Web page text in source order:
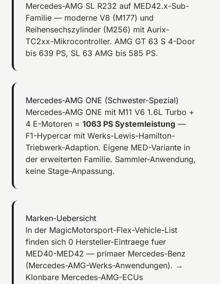
Mercedes-AMG SL R232 auf MED42.x-Sub-
Familie — moderne V8 (M177) und
Reihensechszylinder (M256) mit Aurix-
TC2xx-Mikrocontroller. AMG GT 63 S 4-Door
bis 639 PS, SL 63 AMG bis 585 PS.
Mercedes-AMG ONE (Schwester-Spezial)
Mercedes-AMG ONE mit M11 V6 1.6L Turbo +
4 E-Motoren = 1063 PS Systemleistung —
F1-Hypercar mit Werks-Lewis-Hamilton-
Triebwerk-Adaption. Eigene MED-Variante in
der erweiterten Familie. Sammler-Anwendung,
keine Stage-Anpassung.
Marken-Uebersicht
In der MagicMotorsport-Flex-Vehicle-List
finden sich 0 Hersteller-Eintraege fuer
MED40-MED42 — primaer Mercedes-Benz
(Mercedes-AMG-Werks-Anwendungen). →
Klonbare Mercedes-AMG-ECUs